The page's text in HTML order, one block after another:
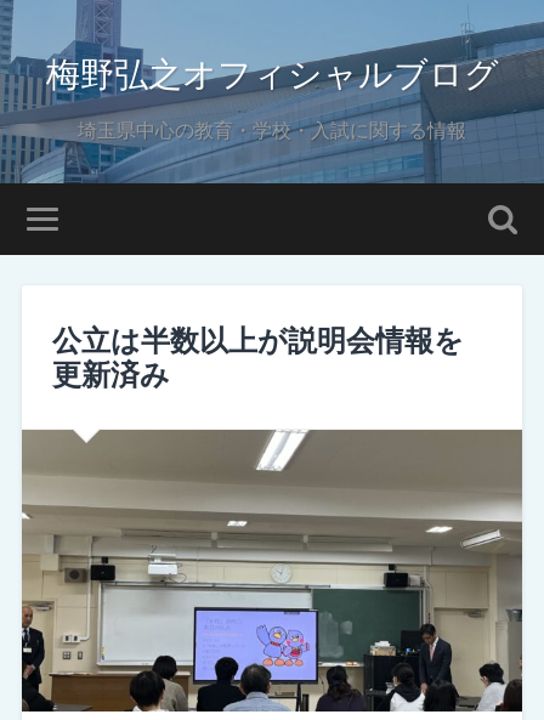
梅野弘之オフィシャルブログ
埼玉県中心の教育・学校・入試に関する情報
公立は半数以上が説明会情報を
更新済み